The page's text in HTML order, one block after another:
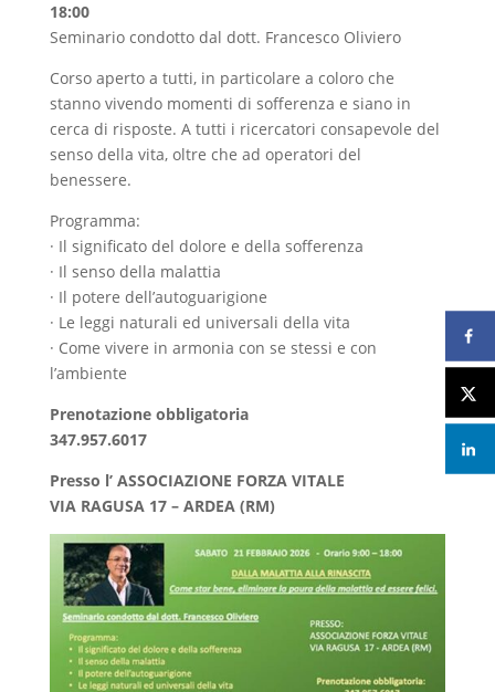
18:00
Seminario condotto dal dott. Francesco Oliviero
Corso aperto a tutti, in particolare a coloro che
stanno vivendo momenti di sofferenza e siano in
cerca di risposte. A tutti i ricercatori consapevole del
senso della vita, oltre che ad operatori del
benessere.
Programma:
· Il significato del dolore e della sofferenza
· Il senso della malattia
· Il potere dell’autoguarigione
· Le leggi naturali ed universali della vita
· Come vivere in armonia con se stessi e con
l’ambiente
Prenotazione obbligatoria
347.957.6017
Presso l’ ASSOCIAZIONE FORZA VITALE
VIA RAGUSA 17 – ARDEA (RM)